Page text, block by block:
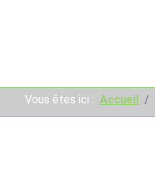
Vous êtes ici : Accueil